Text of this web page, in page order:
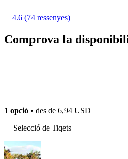
4.6 (74 ressenyes)
Comprova la
1 opció • des de 6,94 USD
Selecció de Tiqets